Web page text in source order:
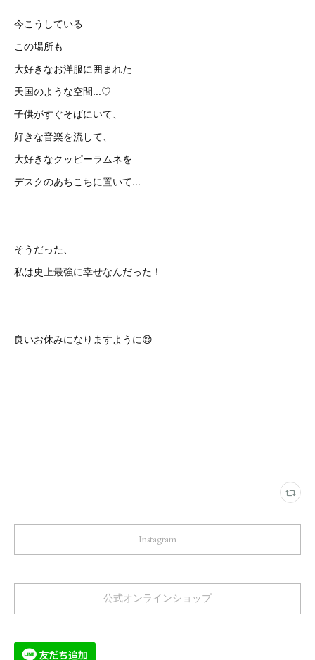
今こうしている
この場所も
大好きなお洋服に囲まれた
天国のような空間...♡
子供がすぐそばにいて、
好きな音楽を流して、
大好きなクッピーラムネを
デスクのあちこちに置いて...
そうだった、
私は史上最強に幸せなんだった！
良いお休みになりますように😌
Instagram
公式オンラインショップ